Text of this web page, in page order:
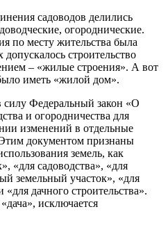
садоводов делились
огороднические.
по месту жительства была
строительство
– «жилые строения». А вот
иметь «жилой дом».
силу Федеральный закон «О
и огородничества для
изменений в отдельные
документом признаны
земель, как
«для садоводства», «для
земельный участок», «для
«для дачного строительства».
исключается